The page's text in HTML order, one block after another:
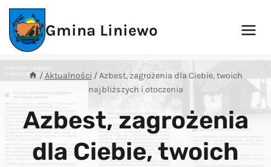
Przejdź
treści
Gmina Liniewo
/Aktualności /Azbest, zagrożenia dla Ciebie, twoich
najbliższych i otoczenia
Azbest, zagrożenia
dla Ciebie, twoich